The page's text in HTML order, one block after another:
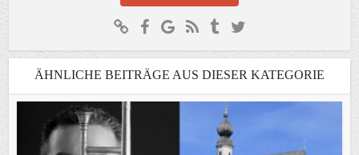
ÄHNLICHE BEITRÄGE AUS DIESER KATEGORIE